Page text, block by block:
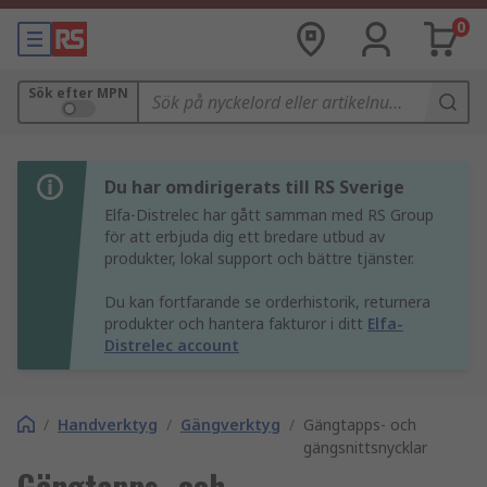
0
Sök efter MPN
Du har omdirigerats till RS Sverige
Elfa-Distrelec har gått samman med RS Group
för att erbjuda dig ett bredare utbud av
produkter, lokal support och bättre tjänster.
Du kan fortfarande se orderhistorik, returnera
produkter och hantera fakturor i ditt Elfa-
Distrelec account
/ Handverktyg / Gängverktyg / Gängtapps- och
gängsnittsnycklar